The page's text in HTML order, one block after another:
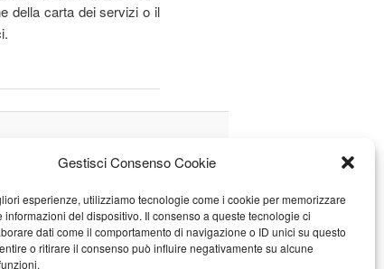
Gestisci Consenso Cookie
esperienze, utilizziamo tecnologie come i cookie per memorizzare
informazioni del dispositivo. Il consenso a queste tecnologie ci
dati come il comportamento di navigazione o ID unici su questo
o ritirare il consenso può influire negativamente su alcune
della carta dei servizi o il